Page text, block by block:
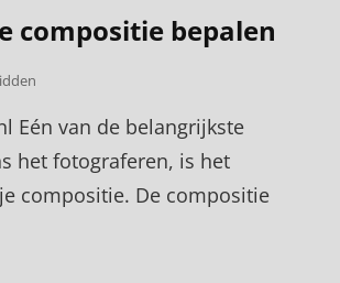
compositie bepalen
Eén van de belangrijkste
het fotograferen, is het
compositie. De compositie